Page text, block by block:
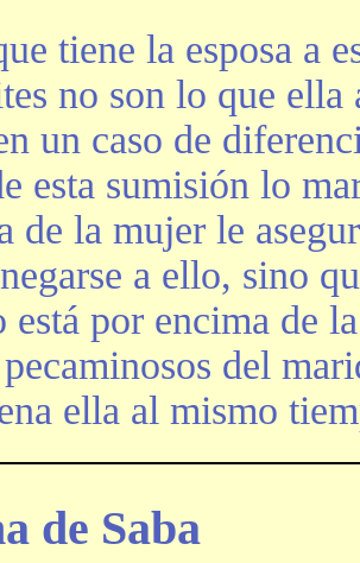
tiene la esposa a
no son lo que ella
un caso de
esta sumisión lo
de la mujer le
a ello, sino
está por encima de
del
ella al mismo
de Saba